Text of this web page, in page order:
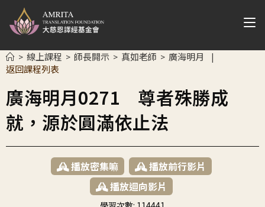
> 線上課程 > 師長開示 > 真如老師 > 廣海明月 |
返回課程列表
廣海明月0271 尊者殊勝成
就，源於圓滿依止法
播放密集嘛
播放前行影片
播放迴向影片